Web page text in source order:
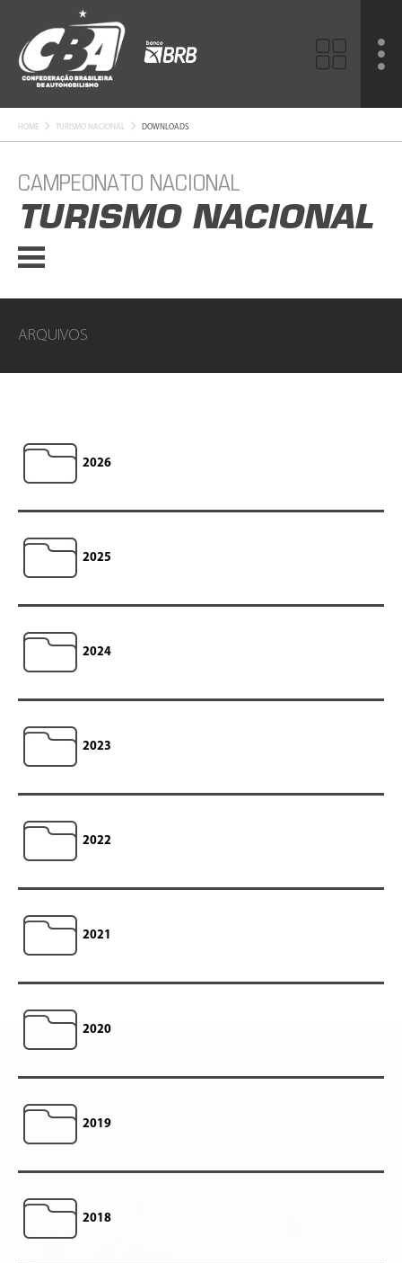
HOME TURISMO NACIONAL DOWNLOADS
CAMPEONATO NACIONAL
TURISMO NACIONAL
ARQUIVOS
2026
2025
2024
2023
2022
2021
2020
2019
2018